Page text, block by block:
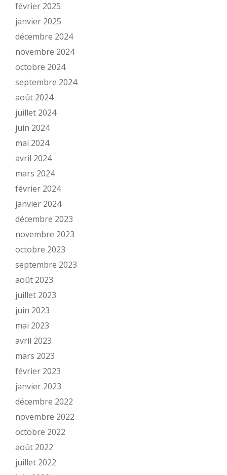
février 2025
janvier 2025
décembre 2024
novembre 2024
octobre 2024
septembre 2024
août 2024
juillet 2024
juin 2024
mai 2024
avril 2024
mars 2024
février 2024
janvier 2024
décembre 2023
novembre 2023
octobre 2023
septembre 2023
août 2023
juillet 2023
juin 2023
mai 2023
avril 2023
mars 2023
février 2023
janvier 2023
décembre 2022
novembre 2022
octobre 2022
août 2022
juillet 2022